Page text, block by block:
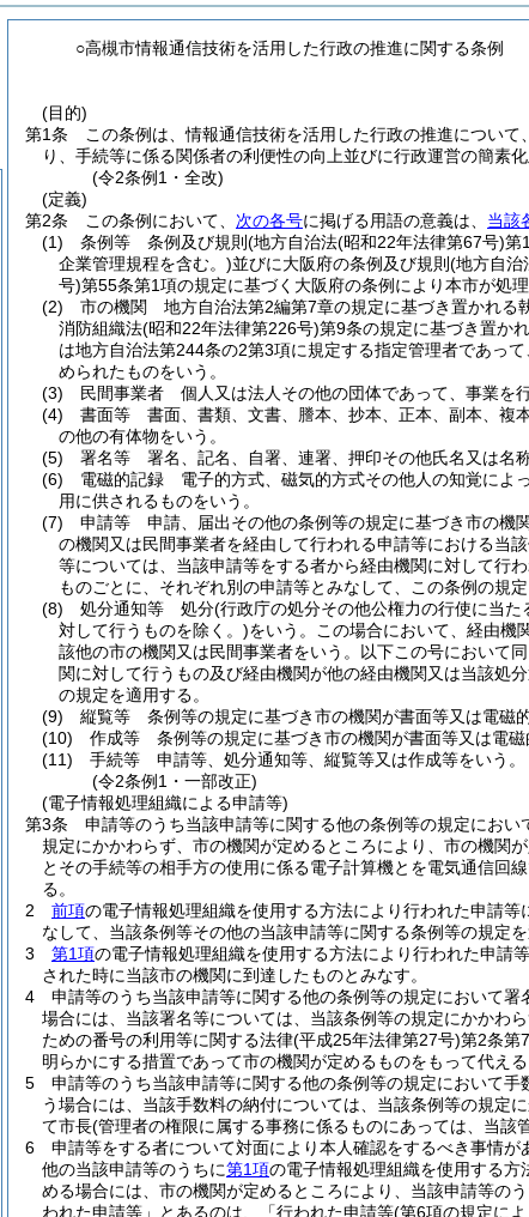
○高槻市情報通信技術を活用した行政の推進に関する条例
(目的)
第1条
この条例は、情報通信技術を活用した行政の推進につい
り、手続等に係る関係者の利便性の向上並びに行政運営の簡素
(令2条例1・全改)
(定義)
第2条
この条例において、 次の各号に掲げる用語の意義は、 当該
(1)
条例等 条例及び規則 (地方自治法(昭和22年法律第67号)第
企業管理規程を含む。)並びに大阪府の条例及び規則 (地方自治
号)第55条第1項の規定に基づく大阪府の条例により本市が処
(2)
市の機関 地方自治法第2編第7章の規定に基づき置かれる
消防組織法(昭和22年法律第226号)第9条の規定に基づき置か
は地方自治法第244条の2第3項に規定する指定管理者であっ
められたものをいう。
(3)
民間事業者 個人又は法人その他の団体であって、事業を
(4)
書面等 書面、書類、文書、謄本、抄本、正本、副本、複
の他の有体物をいう。
(5)
署名等 署名、記名、自署、連署、押印その他氏名又は名
(6)
電磁的記録 電子的方式、磁気的方式その他人の知覚によ
用に供されるものをいう。
(7)
申請等 申請、届出その他の条例等の規定に基づき市の機
の機関又は民間事業者を経由して行われる申請等における当
等については、当該申請等をする者から経由機関に対して行
ものごとに、それぞれ別の申請等とみなして、この条例の規定
(8)
処分通知等 処分(行政庁の処分その他公権力の行使に当た
対して行うものを除く。)をいう。 この場合において、経由機
該他の市の機関又は民間事業者をいう。以下この号において
関に対して行うもの及び経由機関が他の経由機関又は当該処
の規定を適用する。
(9)
縦覧等 条例等の規定に基づき市の機関が書面等又は電磁
(10)
作成等 条例等の規定に基づき市の機関が書面等又は電磁
(11)
手続等 申請等、処分通知等、縦覧等又は作成等をいう。
(令2条例1・一部改正)
(電子情報処理組織による申請等)
第3条
申請等のうち当該申請等に関する他の条例等の規定にお
規定にかかわらず、市の機関が定めるところにより、市の機関
とその手続等の相手方の使用に係る電子計算機とを電気通信回
る。
2
前項の電子情報処理組織を使用する方法により行われた申請
なして、当該条例等その他の当該申請等に関する条例等の規定を
3
第1項の電子情報処理組織を使用する方法により行われた申請
された時に当該市の機関に到達したものとみなす。
4
申請等のうち当該申請等に関する他の条例等の規定において
場合には、当該署名等については、当該条例等の規定にかかわ
ための番号の利用等に関する法律(平成25年法律第27号)第2条第
明らかにする措置であって市の機関が定めるものをもって代える
5
申請等のうち当該申請等に関する他の条例等の規定において
う場合には、当該手数料の納付については、当該条例等の規定
て市長(管理者の権限に属する事務に係るものにあっては、当該
6
申請等をする者について対面により本人確認をするべき事情
他の当該申請等のうちに第1項の電子情報処理組織を使用する
める場合には、市の機関が定めるところにより、当該申請等の
われた申請等」とあるのは、「行われた申請等(第6項の規定に